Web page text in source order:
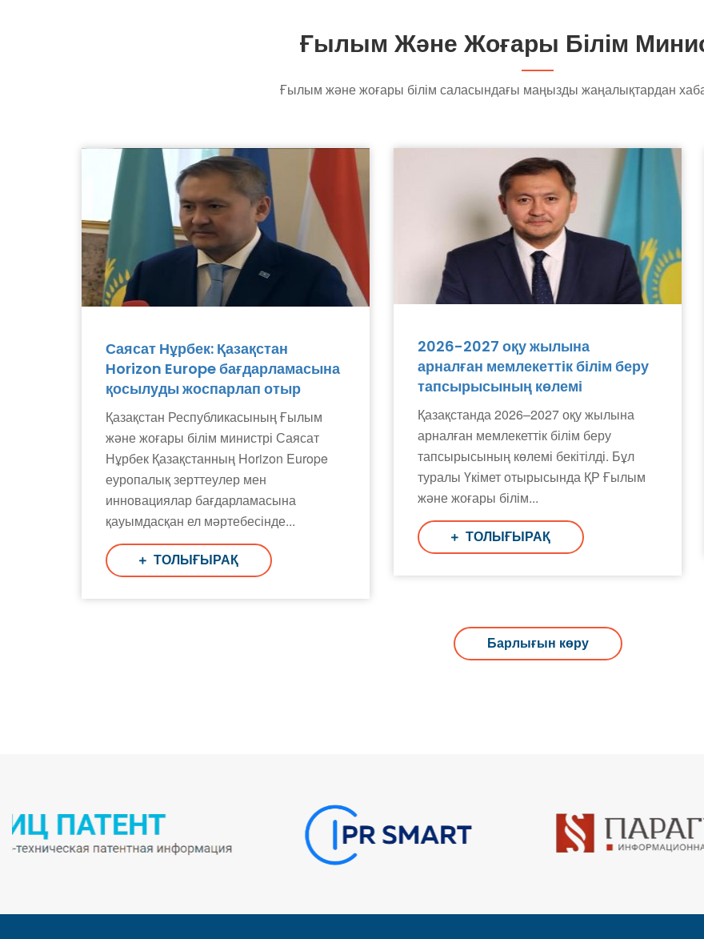
Ғылым Және Жоғары Білім
Ғылым және жоғары білім саласындағы маңызды жаңалықтардан
Саясат Нұрбек: Қазақстан
Horizon Europe бағдарламасына
қосылуды жоспарлап отыр
Қазақстан Республикасының Ғылым
және жоғары білім министрі Саясат
Нұрбек Қазақстанның Horizon Europe
еуропалық зерттеулер мен
инновациялар бағдарламасына
қауымдасқан ел мәртебесінде...
ТОЛЫҒЫРАҚ
2026-2027 оқу жылына
арналған мемлекеттік білім беру
тапсырысының көлемі
Қазақстанда 2026–2027 оқу жылына
арналған мемлекеттік білім беру
тапсырысының көлемі бекітілді. Бұл
туралы Үкімет отырысында ҚР Ғылым
және жоғары білім...
ТОЛЫҒЫРАҚ
Барлығын көру